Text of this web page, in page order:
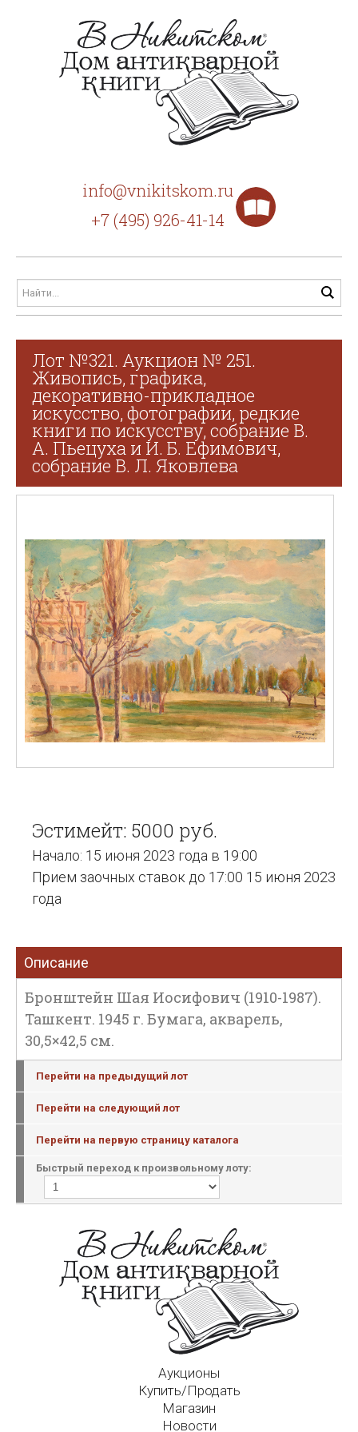
info@vnikitskom.ru
+7 (495) 926-41-14
Лот №321. Аукцион № 251.
Живопись, графика,
декоративно-прикладное
искусство, фотографии, редкие
книги по искусству, собрание В.
А. Пьецуха и И. Б. Ефимович,
собрание В. Л. Яковлева
Эстимейт: 5000 руб.
Начало: 15 июня 2023 года в 19:00
Прием заочных ставок до 17:00 15 июня 2023
года
Описание
Бронштейн Шая Иосифович (1910-1987).
Ташкент. 1945 г. Бумага, акварель,
30,5×42,5 см.
Перейти на предыдущий лот
Перейти на следующий лот
Перейти на первую страницу каталога
Быстрый переход к произвольному лоту:
Аукционы
Купить/Продать
Магазин
Новости